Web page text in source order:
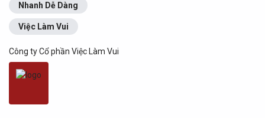
Nhanh Dễ Dàng
Việc Làm Vui
Công ty Cổ phần Việc Làm Vui